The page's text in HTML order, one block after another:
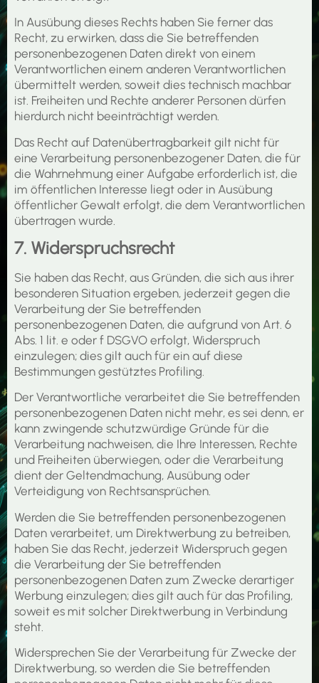
In Ausübung dieses Rechts haben Sie ferner das
Recht, zu erwirken, dass die Sie betreffenden
personenbezogenen Daten direkt von einem
Verantwortlichen einem anderen Verantwortlichen
übermittelt werden, soweit dies technisch machbar
ist. Freiheiten und Rechte anderer Personen dürfen
hierdurch nicht beeinträchtigt werden.
Das Recht auf Datenübertragbarkeit gilt nicht für
eine Verarbeitung personenbezogener Daten, die für
die Wahrnehmung einer Aufgabe erforderlich ist, die
im öffentlichen Interesse liegt oder in Ausübung
öffentlicher Gewalt erfolgt, die dem Verantwortlichen
übertragen wurde.
7. Widerspruchsrecht
Sie haben das Recht, aus Gründen, die sich aus ihrer
besonderen Situation ergeben, jederzeit gegen die
Verarbeitung der Sie betreffenden
personenbezogenen Daten, die aufgrund von Art. 6
Abs. 1 lit. e oder f DSGVO erfolgt, Widerspruch
einzulegen; dies gilt auch für ein auf diese
Bestimmungen gestütztes Profiling.
Der Verantwortliche verarbeitet die Sie betreffenden
personenbezogenen Daten nicht mehr, es sei denn, er
kann zwingende schutzwürdige Gründe für die
Verarbeitung nachweisen, die Ihre Interessen, Rechte
und Freiheiten überwiegen, oder die Verarbeitung
dient der Geltendmachung, Ausübung oder
Verteidigung von Rechtsansprüchen.
Werden die Sie betreffenden personenbezogenen
Daten verarbeitet, um Direktwerbung zu betreiben,
haben Sie das Recht, jederzeit Widerspruch gegen
die Verarbeitung der Sie betreffenden
personenbezogenen Daten zum Zwecke derartiger
Werbung einzulegen; dies gilt auch für das Profiling,
soweit es mit solcher Direktwerbung in Verbindung
steht.
Widersprechen Sie der Verarbeitung für Zwecke der
Direktwerbung, so werden die Sie betreffenden